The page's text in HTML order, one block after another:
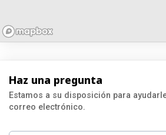
Haz una pregunta
Estamos a su disposición para
correo electrónico.